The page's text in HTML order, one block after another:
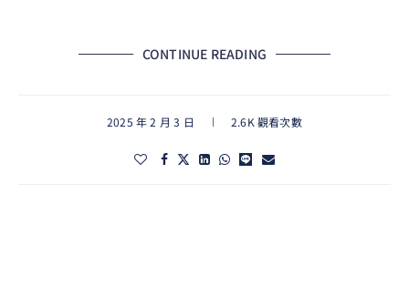
CONTINUE READING
2025 年 2 月 3 日 2.6K 觀看次數